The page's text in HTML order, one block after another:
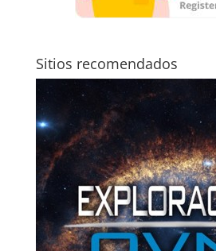
Sitios recomendados